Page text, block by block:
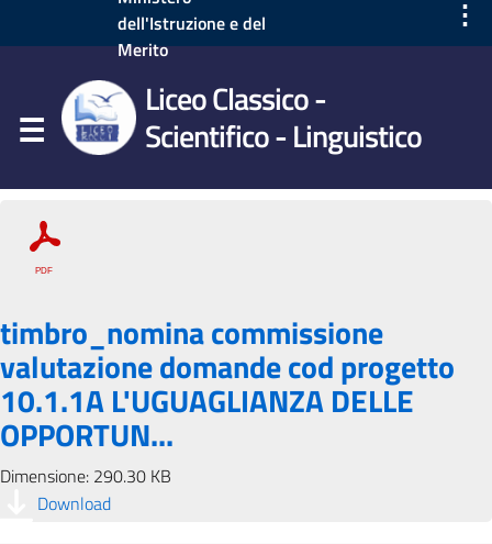
dell'Istruzione e del
Merito
⋮
Liceo Classico -
Scientifico - Linguistico
timbro_nomina commissione
valutazione domande cod progetto
10.1.1A L'UGUAGLIANZA DELLE
OPPORTUN...
Dimensione: 290.30 KB
Download